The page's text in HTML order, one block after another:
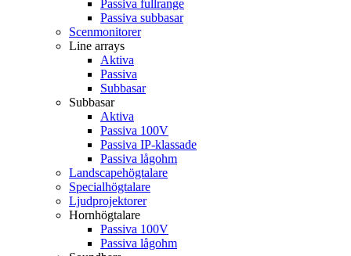
Passiva fullrange
Passiva subbasar
Scenmonitorer
Line arrays
Aktiva
Passiva
Subbasar
Subbasar
Aktiva
Passiva 100V
Passiva IP-klassade
Passiva lågohm
Landscapehögtalare
Specialhögtalare
Ljudprojektorer
Hornhögtalare
Passiva 100V
Passiva lågohm